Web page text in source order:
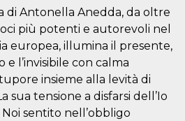
di Antonella Anedda, da oltre
più potenti e autorevoli nel
europea, illumina il presente,
e l’invisibile con calma
insieme alla levità di
sua tensione a disfarsi dell’Io
sentito nell’obbligo
puede ser
específico del
sitio, pero un
buen ejemplo es
mantener un
estado de inicio
de sesión para
un usuario entre
páginas.
Stripe
m.stripe.com
utiliza